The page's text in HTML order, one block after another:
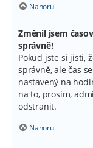
Nahoru
Změnil jsem
správně!
Pokud jste si jisti,
správně, ale čas
nastavený na
na to, prosím,
odstranit.
Nahoru